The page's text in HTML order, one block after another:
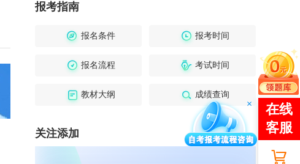
报考指南
报名条件 报考时间
报名流程 考试时间
教材大纲 成绩查询
关注添加